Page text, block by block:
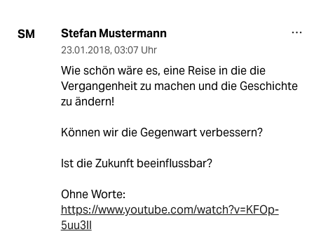
SM Stefan Mustermann
23.01.2018, 03:07 Uhr
Wie schön wäre es, eine Reise in die die
Vergangenheit zu machen und die Geschichte
zu ändern!
Können wir die Gegenwart verbessern?
Ist die Zukunft beeinflussbar?
Ohne Worte:
https://www.youtube.com/watch?v=KFOp-
5uu3lI